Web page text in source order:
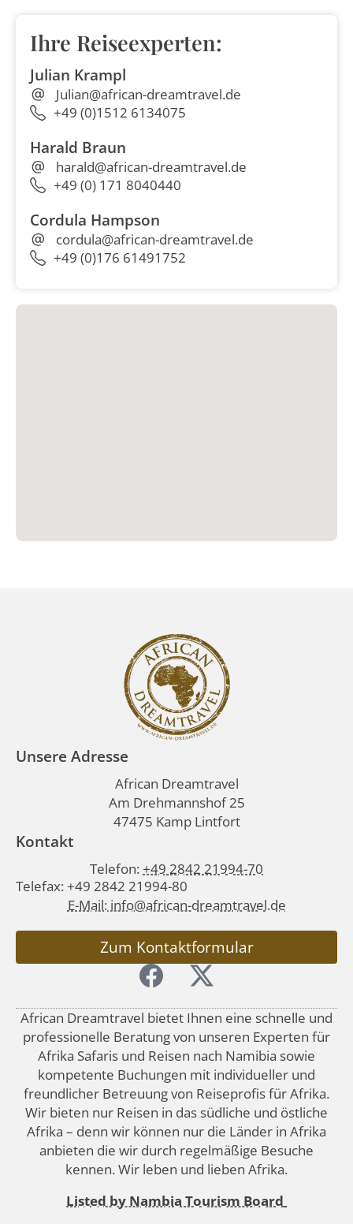
Ihre Reiseexperten:
Julian Krampl
Julian@african-dreamtravel.de
+49 (0)1512 6134075
Harald Braun
harald@african-dreamtravel.de
+49 (0) 171 8040440
Cordula Hampson
cordula@african-dreamtravel.de
+49 (0)176 61491752
Unsere Adresse
African Dreamtravel
Am Drehmannshof 25
47475 Kamp Lintfort
Kontakt
Telefon: +49 2842 21994-70
Telefax: +49 2842 21994-80
E-Mail: info@african-dreamtravel.de
Zum Kontaktformular
African Dreamtravel bietet Ihnen eine schnelle und
professionelle Beratung von unseren Experten für
Afrika Safaris und Reisen nach Namibia sowie
kompetente Buchungen mit individueller und
freundlicher Betreuung von Reiseprofis für Afrika.
Wir bieten nur Reisen in das südliche und östliche
Afrika – denn wir können nur die Länder in Afrika
anbieten die wir durch regelmäßige Besuche
kennen. Wir leben und lieben Afrika.
Listed by Nambia Tourism Board